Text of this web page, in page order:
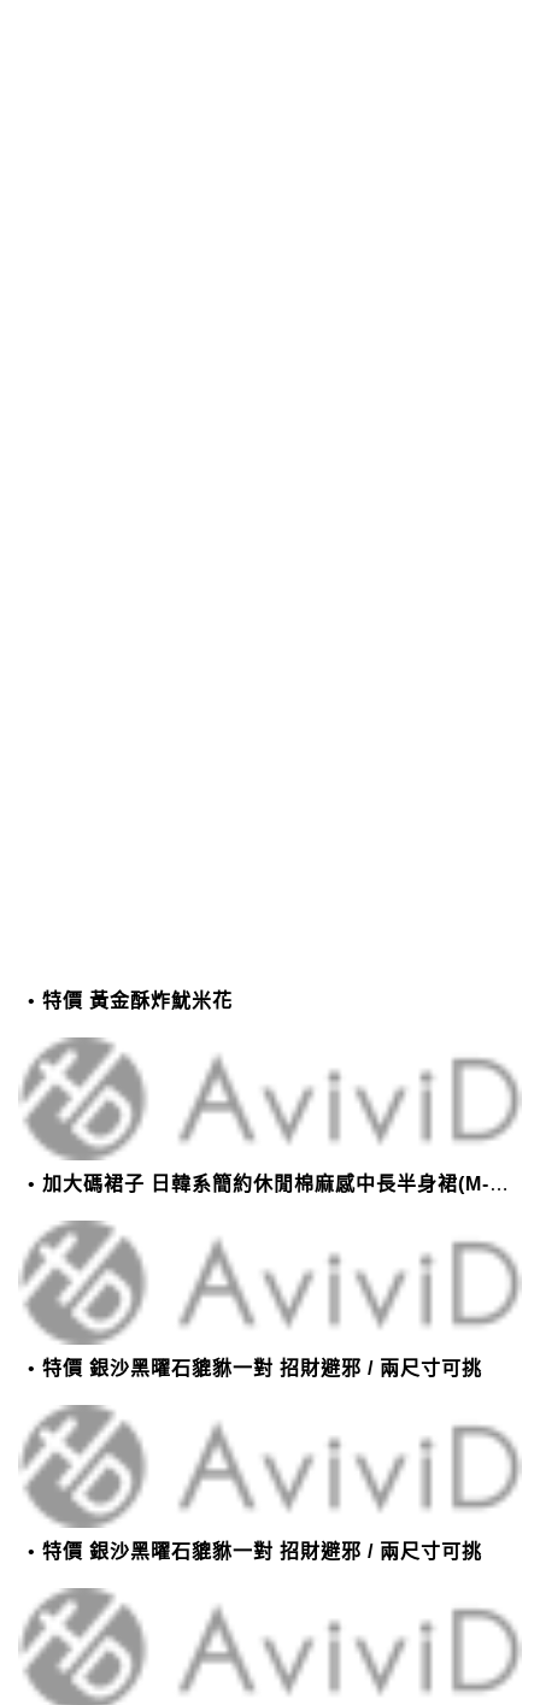
特價 黃金酥炸魷米花
加大碼裙子 日韓系簡約休閒棉麻感中長半身裙(M-2XL)【XMS54038】＊艾美時尚(現+預)
特價 銀沙黑曜石貔貅一對 招財避邪 / 兩尺寸可挑
特價 銀沙黑曜石貔貅一對 招財避邪 / 兩尺寸可挑